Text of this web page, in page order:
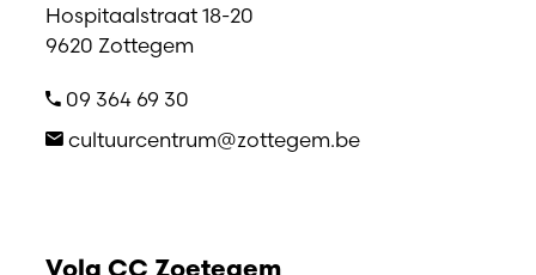
Hospitaalstraat 18-20
9620 Zottegem
09 364 69 30
cultuurcentrum@zottegem.be